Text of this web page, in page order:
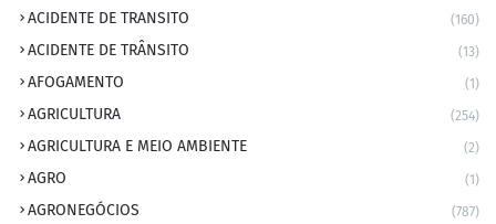
ACIDENTE DE TRANSITO (160)
ACIDENTE DE TRÂNSITO (13)
AFOGAMENTO (1)
AGRICULTURA (254)
AGRICULTURA E MEIO AMBIENTE (2)
AGRO (1)
AGRONEGÓCIOS (787)